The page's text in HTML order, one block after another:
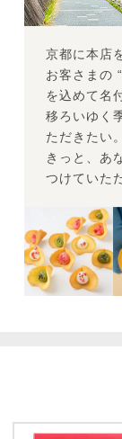
京都に本店
お客さまの
を込めて名
移ろいゆく
ただきたい。
きっと、あ
つけていた